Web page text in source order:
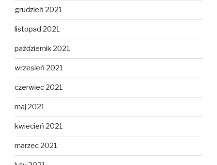
grudzień 2021
listopad 2021
październik 2021
wrzesień 2021
czerwiec 2021
maj 2021
kwiecień 2021
marzec 2021